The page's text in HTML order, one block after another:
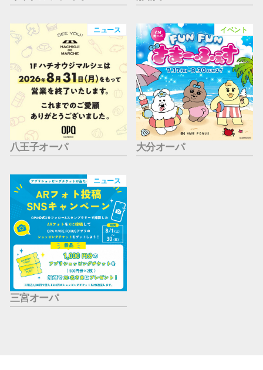
ニュース
八王子オーパ
イベント
大分オーパ
ニュース
三宮オーパ